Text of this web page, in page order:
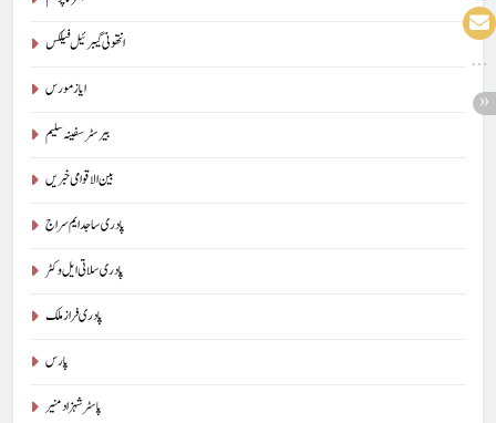
انتھونی گیبرئیل فیلکس
ایاز مورس
بیرسٹرسفینہ سلیم
بین الاقوامی خبریں
پادری ساجد ایم سراج
پادری سلاتی ایل وکٹر
پادری فراز ملک
پارس
پاسٹر شہزاد منیر